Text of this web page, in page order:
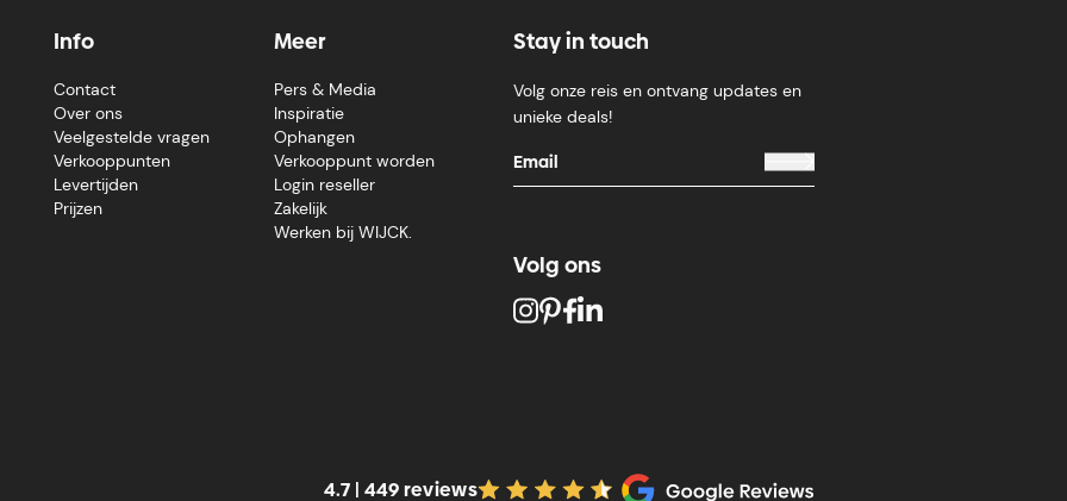
Info
Contact
Over ons
Veelgestelde vragen
Verkooppunten
Levertijden
Prijzen
Meer
Pers & Media
Inspiratie
Ophangen
Verkooppunt worden
Login reseller
Zakelijk
Werken bij WIJCK.
Stay in touch
Volg onze reis en ontvang updates en
unieke deals!
Volg ons
4.7 | 449 reviews